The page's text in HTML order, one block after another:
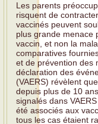
Les parents
risquent de
vaccinés peuvent
plus grande menace
vaccin, et non la
comparatives
et de prévention des
déclaration des
(VAERS) révèlent
depuis plus de 10
signalés dans
été associés aux
tous les cas étaient